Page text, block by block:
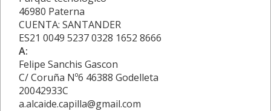
46980 Paterna
CUENTA: SANTANDER
ES21 0049 5237 0328 1652 8666
A:
Felipe Sanchis Gascon
C/ Coruña Nº6 46388 Godelleta
20042933C
a.alcaide.capilla@gmail.com